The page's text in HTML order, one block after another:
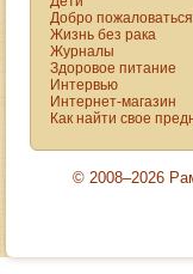
Добро пожаловаться
Жизнь без рака
Журналы
Здоровое питание
Интервью
Интернет-магазин
Как найти свое
© 2008–2026